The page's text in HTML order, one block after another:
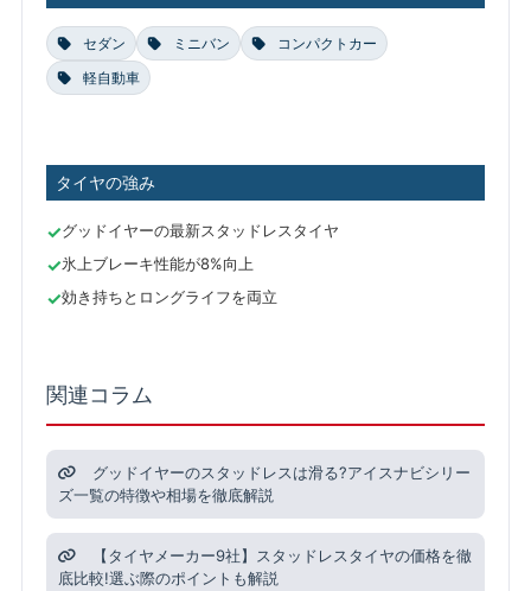
セダン ミニバン
コンパクトカー
軽自動車
タイヤの強み
グッドイヤーの最新スタッドレスタイヤ
氷上ブレーキ性能が8%向上
効き持ちとロングライフを両立
関連コラム
グッドイヤーのスタッドレスは滑る?アイスナビシリー
ズ一覧の特徴や相場を徹底解説
【タイヤメーカー9社】スタッドレスタイヤの価格を徹
底比較!選ぶ際のポイントも解説